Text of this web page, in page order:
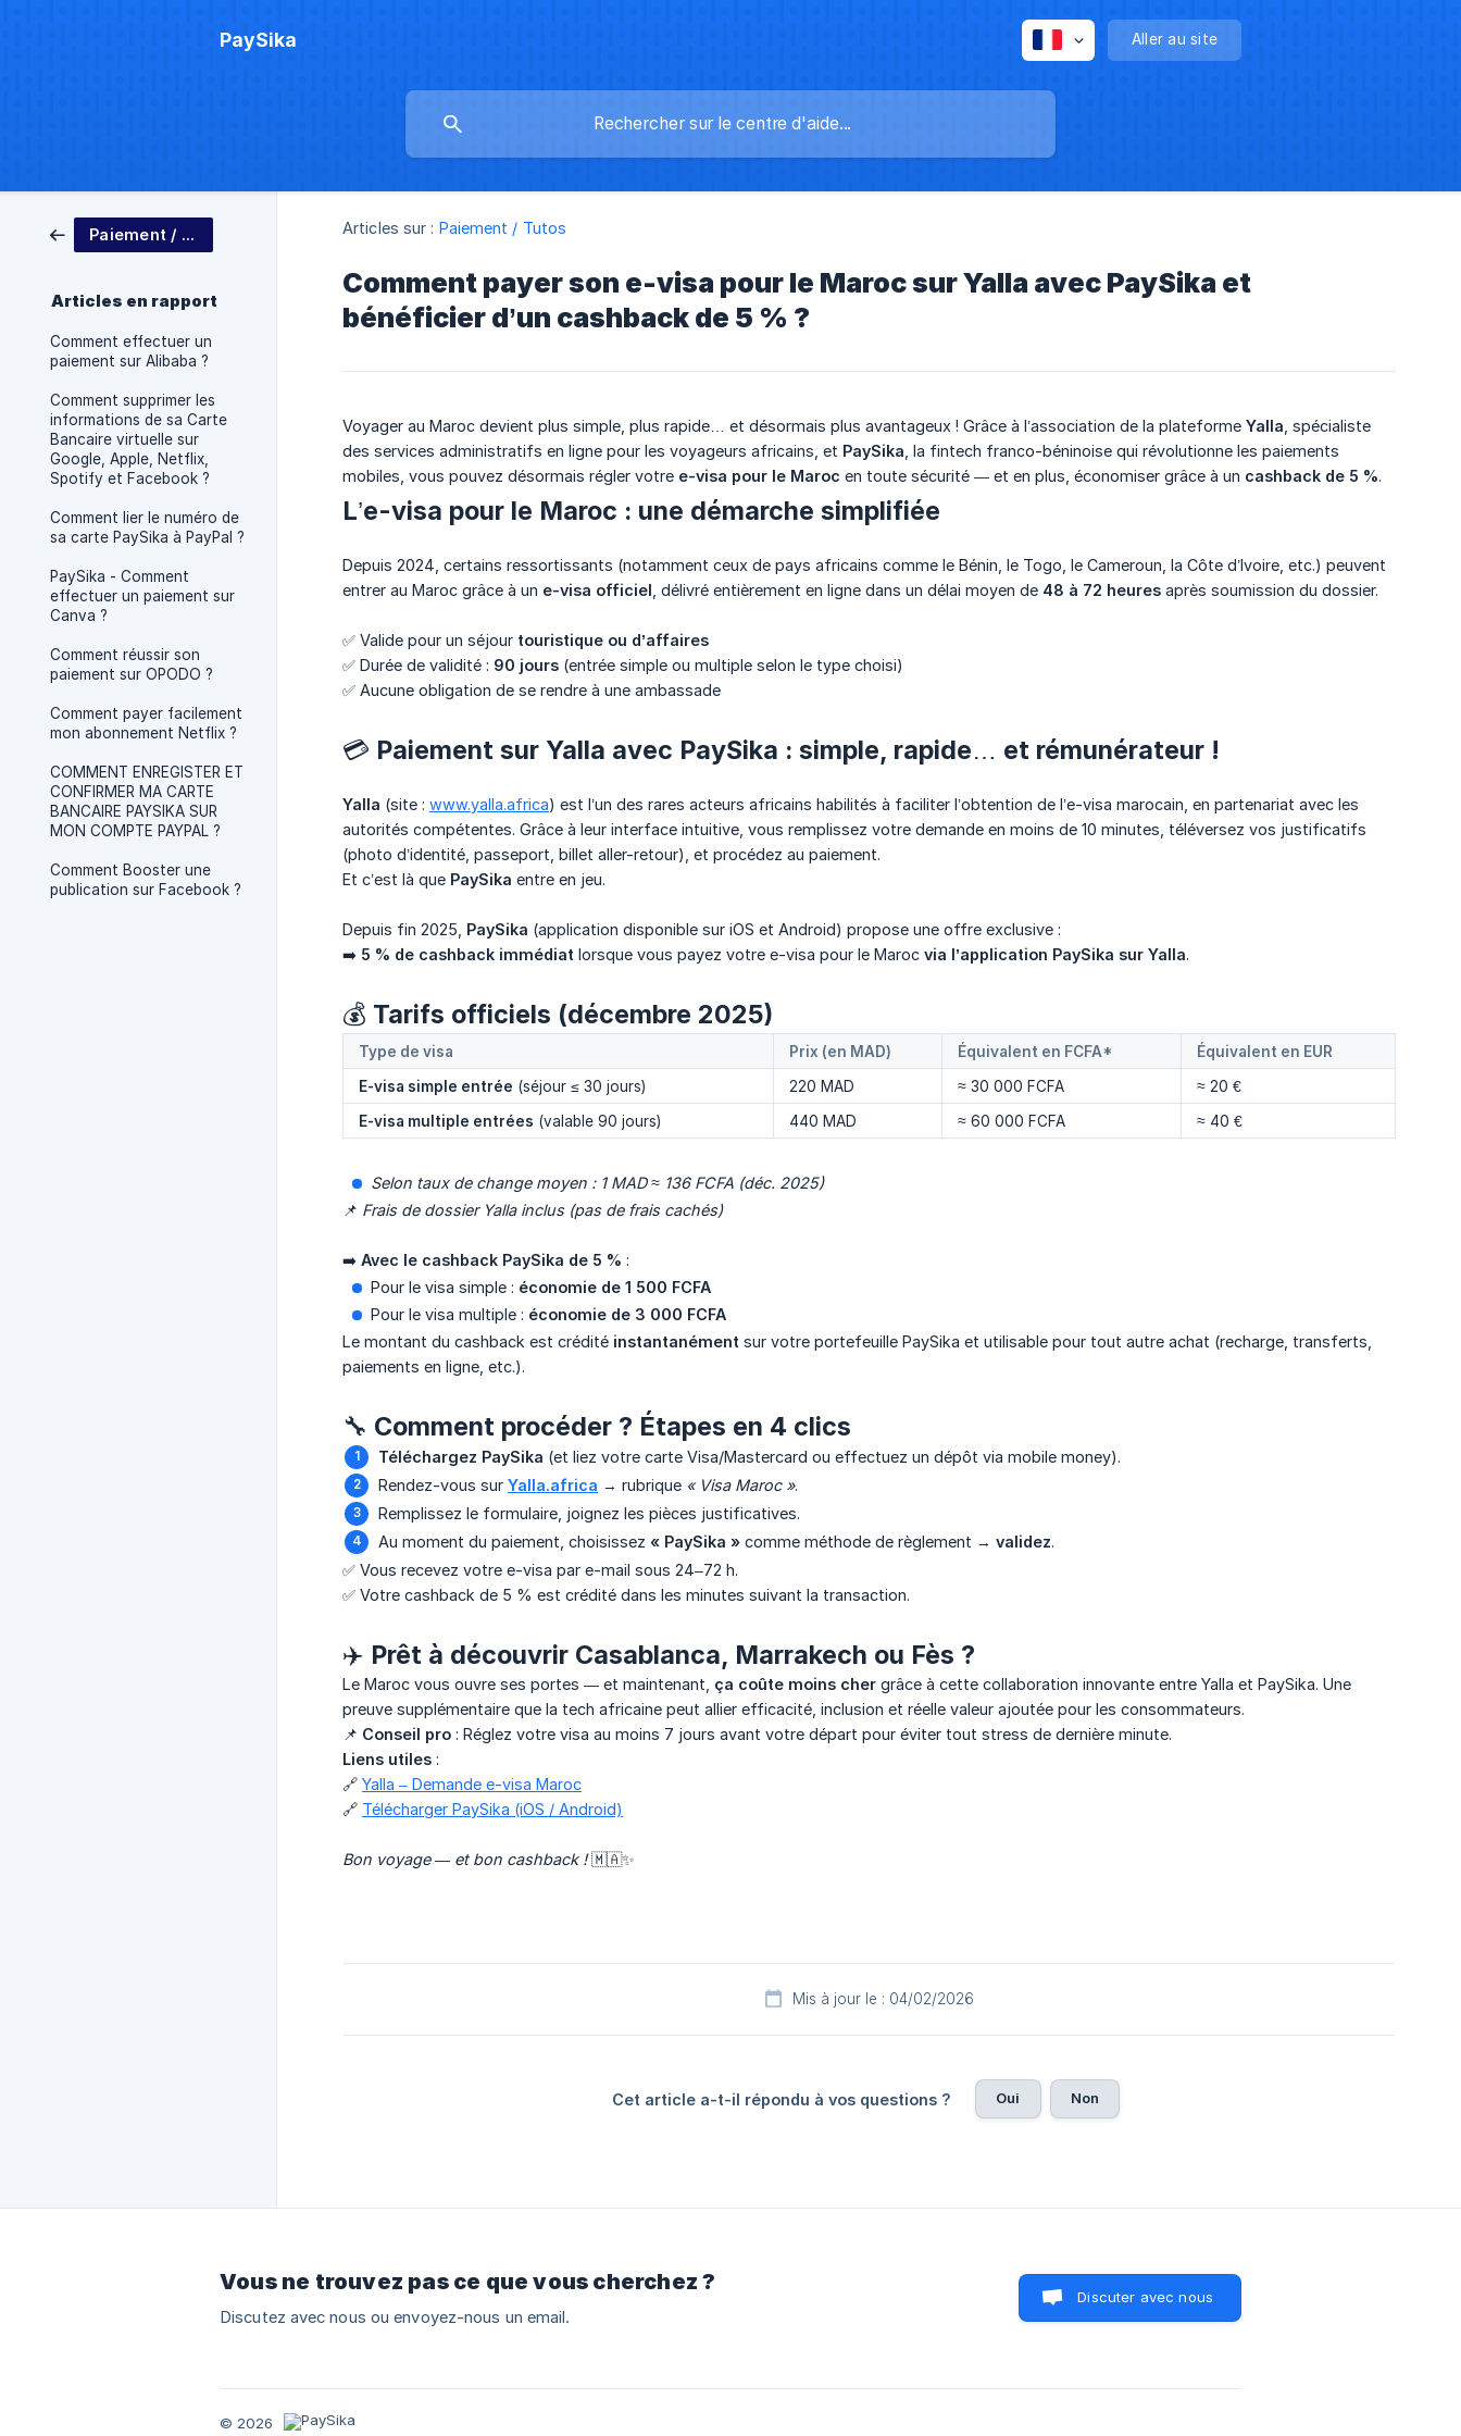
PaySika Aller au site
Paiement / Tutos
Articles en rapport
Comment effectuer un
paiement sur Alibaba ?
Comment supprimer les
informations de sa Carte
Bancaire virtuelle sur
Google, Apple, Netflix,
Spotify et Facebook ?
Comment lier le numéro de
sa carte PaySika à PayPal ?
PaySika - Comment
effectuer un paiement sur
Canva ?
Comment réussir son
paiement sur OPODO ?
Comment payer facilement
mon abonnement Netflix ?
COMMENT ENREGISTER ET
CONFIRMER MA CARTE
BANCAIRE PAYSIKA SUR
MON COMPTE PAYPAL ?
Comment Booster une
publication sur Facebook ?
Articles sur : Paiement / Tutos
Comment payer son e-visa pour le Maroc sur Yalla avec PaySika et
bénéficier d’un cashback de 5 % ?
Voyager au Maroc devient plus simple, plus rapide… et désormais plus avantageux ! Grâce à l’association de la plateforme Yalla , spécialiste
des services administratifs en ligne pour les voyageurs africains, et PaySika , la fintech franco-béninoise qui révolutionne les paiements
mobiles, vous pouvez désormais régler votre e-visa pour le Maroc en toute sécurité — et en plus, économiser grâce à un cashback de 5 %.
L’e-visa pour le Maroc : une démarche simplifiée
Depuis 2024, certains ressortissants (notamment ceux de pays africains comme le Bénin, le Togo, le Cameroun, la Côte d’Ivoire, etc.) peuvent
entrer au Maroc grâce à un e-visa officiel , délivré entièrement en ligne dans un délai moyen de 48 à 72 heures après soumission du dossier.
✅ Valide pour un séjour touristique ou d’affaires
✅ Durée de validité : 90 jours (entrée simple ou multiple selon le type choisi)
✅ Aucune obligation de se rendre à une ambassade
💳 Paiement sur Yalla avec PaySika : simple, rapide… et rémunérateur !
Yalla (site : www.yalla.africa) est l’un des rares acteurs africains habilités à faciliter l’obtention de l’e-visa marocain, en partenariat avec les
autorités compétentes. Grâce à leur interface intuitive, vous remplissez votre demande en moins de 10 minutes, téléversez vos justificatifs
(photo d’identité, passeport, billet aller-retour), et procédez au paiement.
Et c’est là que PaySika entre en jeu.
Depuis fin 2025, PaySika (application disponible sur iOS et Android) propose une offre exclusive :
➡️ 5 % de cashback immédiat lorsque vous payez votre e-visa pour le Maroc via l’application PaySika sur Yalla.
💰 Tarifs officiels (décembre 2025)
Type de visa Prix (en MAD) Équivalent en FCFA*
Équivalent en EUR
E-visa simple entrée (séjour ≤ 30 jours) 220 MAD ≈ 30 000 FCFA
≈ 20 €
E-visa multiple entrées (valable 90 jours) 440 MAD ≈ 60 000 FCFA ≈ 40 €
Selon taux de change moyen : 1 MAD ≈ 136 FCFA (déc. 2025)
📌 Frais de dossier Yalla inclus (pas de frais cachés)
➡️ Avec le cashback PaySika de 5 % :
Pour le visa simple : économie de 1 500 FCFA
Pour le visa multiple : économie de 3 000 FCFA
Le montant du cashback est crédité instantanément sur votre portefeuille PaySika et utilisable pour tout autre achat (recharge, transferts,
paiements en ligne, etc.).
🔧 Comment procéder ? Étapes en 4 clics
Téléchargez PaySika (et liez votre carte Visa/Mastercard ou effectuez un dépôt via mobile money).
Rendez-vous sur Yalla.africa → rubrique « Visa Maroc ».
Remplissez le formulaire, joignez les pièces justificatives.
Au moment du paiement, choisissez « PaySika » comme méthode de règlement → validez.
✅ Vous recevez votre e-visa par e-mail sous 24–72 h.
✅ Votre cashback de 5 % est crédité dans les minutes suivant la transaction.
✈️ Prêt à découvrir Casablanca, Marrakech ou Fès ?
Le Maroc vous ouvre ses portes — et maintenant, ça coûte moins cher grâce à cette collaboration innovante entre Yalla et PaySika. Une
preuve supplémentaire que la tech africaine peut allier efficacité, inclusion et réelle valeur ajoutée pour les consommateurs.
📌 Conseil pro : Réglez votre visa au moins 7 jours avant votre départ pour éviter tout stress de dernière minute.
Liens utiles :
🔗 Yalla – Demande e-visa Maroc
🔗 Télécharger PaySika (iOS / Android)
Bon voyage — et bon cashback !🇲🇦✨
Mis à jour le : 04/02/2026
Cet article a-t-il répondu à vos questions ? Oui Non
Vous ne trouvez pas ce que vous cherchez ?
Discutez avec nous ou envoyez-nous un email.
Discuter avec nous
© 2026